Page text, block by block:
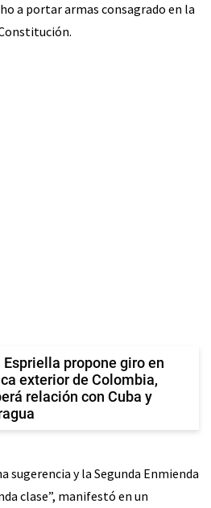
a portar armas consagrado en la
Espriella propone giro en
exterior de Colombia,
relación con Cuba y
sugerencia y la Segunda Enmienda
clase”, manifestó en un